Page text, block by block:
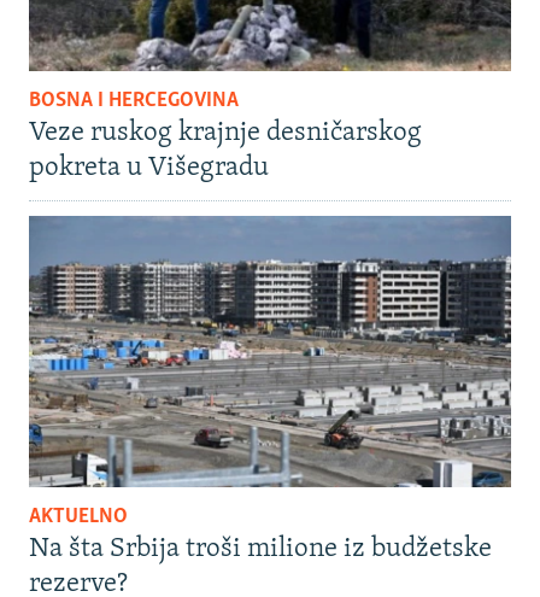
BOSNA I HERCEGOVINA
Veze ruskog krajnje desničarskog
pokreta u Višegradu
AKTUELNO
Na šta Srbija troši milione iz budžetske
rezerve?